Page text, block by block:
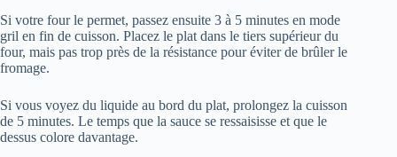
Si votre four le permet, passez ensuite 3 à 5 minutes en mode
gril en fin de cuisson. Placez le plat dans le tiers supérieur du
four, mais pas trop près de la résistance pour éviter de brûler le
fromage.
Si vous voyez du liquide au bord du plat, prolongez la cuisson
de 5 minutes. Le temps que la sauce se ressaisisse et que le
dessus colore davantage.